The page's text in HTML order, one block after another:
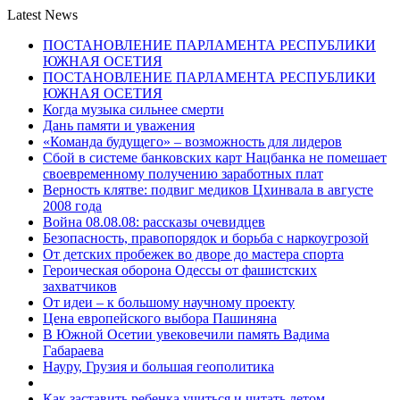
Latest News
ПОСТАНОВЛЕНИЕ ПАРЛАМЕНТА РЕСПУБЛИКИ
ЮЖНАЯ ОСЕТИЯ
ПОСТАНОВЛЕНИЕ ПАРЛАМЕНТА РЕСПУБЛИКИ
ЮЖНАЯ ОСЕТИЯ
Когда музыка сильнее смерти
Дань памяти и уважения
«Команда будущего» – возможность для лидеров
Сбой в системе банковских карт Нацбанка не помешает
своевременному получению заработных плат
Верность клятве: подвиг медиков Цхинвала в августе
2008 года
Война 08.08.08: рассказы очевидцев
Безопасность, правопорядок и борьба с наркоугрозой
От детских пробежек во дворе до мастера спорта
Героическая оборона Одессы от фашистских
захватчиков
От идеи – к большому научному проекту
Цена европейского выбора Пашиняна
В Южной Осетии увековечили память Вадима
Габараева
Науру, Грузия и большая геополитика